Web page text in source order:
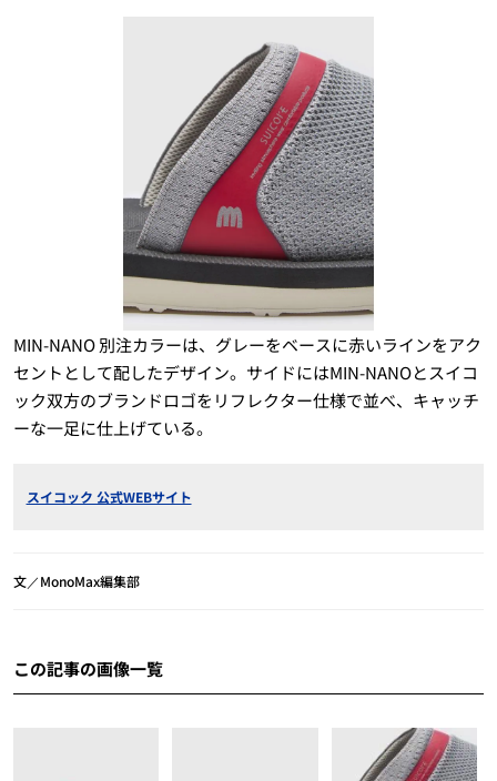
MIN-NANO 別注カラーは、グレーをベースに赤いラインをアク
セントとして配したデザイン。サイドにはMIN-NANOとスイコ
ック双方のブランドロゴをリフレクター仕様で並べ、キャッチ
ーな一足に仕上げている。
スイコック 公式WEBサイト
文／MonoMax編集部
この記事の画像一覧